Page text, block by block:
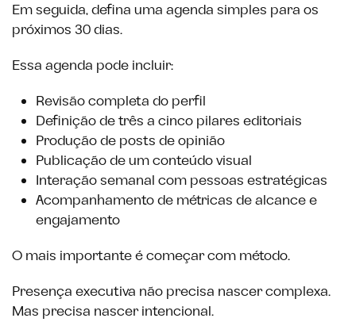
Em seguida, defina uma agenda simples para os
próximos 30 dias.
Essa agenda pode incluir:
Revisão completa do perfil
Definição de três a cinco pilares editoriais
Produção de posts de opinião
Publicação de um conteúdo visual
Interação semanal com pessoas estratégicas
Acompanhamento de métricas de alcance e
engajamento
O mais importante é começar com método.
Presença executiva não precisa nascer complexa.
Mas precisa nascer intencional.